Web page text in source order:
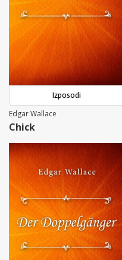
Izposodi
Edgar Wallace
Chick